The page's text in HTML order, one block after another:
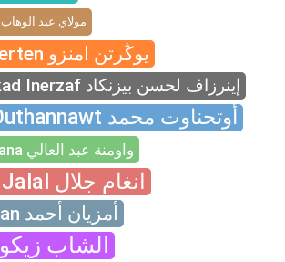
Abdeloahab Moulay مولاي عبد الوهاب
Amenzu Yugerten يوڭرتن امنزو
Lahcen Bizenkad Inerzaf إينرزاف لحسن بيزنكاد
Mohamed Outhannawt أوتحناوت محمد
Abdelali Wawmana واومنة عبد العالي
Angham et Jalal انغام جلال
Ahmed Amzian أمزيان أحمد
Cheb Ziko الشاب زيكو